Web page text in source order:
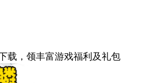
载 ，领丰富游戏福利 及礼包